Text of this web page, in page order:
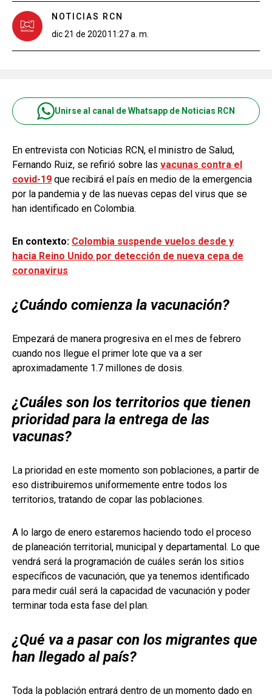
NOTICIAS RCN
dic 21 de 202011:27 a. m.
Unirse al canal de Whatsapp de Noticias RCN
En entrevista con Noticias RCN, el ministro de Salud,
Fernando Ruiz, se refirió sobre las vacunas contra el
covid-19 que recibirá el país en medio de la emergencia
por la pandemia y de las nuevas cepas del virus que se
han identificado en Colombia.
En contexto: Colombia suspende vuelos desde y
hacia Reino Unido por detección de nueva cepa de
coronavirus
¿Cuándo comienza la vacunación?
Empezará de manera progresiva en el mes de febrero
cuando nos llegue el primer lote que va a ser
aproximadamente 1.7 millones de dosis.
¿Cuáles son los territorios que tienen
prioridad para la entrega de las
vacunas?
La prioridad en este momento son poblaciones, a partir de
eso distribuiremos uniformemente entre todos los
territorios, tratando de copar las poblaciones.
A lo largo de enero estaremos haciendo todo el proceso
de planeación territorial, municipal y departamental. Lo que
vendrá será la programación de cuáles serán los sitios
específicos de vacunación, que ya tenemos identificado
para medir cuál será la capacidad de vacunación y poder
terminar toda esta fase del plan.
¿Qué va a pasar con los migrantes que
han llegado al país?
Toda la población entrará dentro de un momento dado en